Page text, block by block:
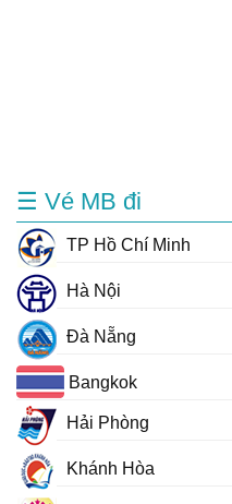
☰ Vé MB đi
TP Hồ Chí Minh
Hà Nội
Đà Nẵng
Bangkok
Hải Phòng
Khánh Hòa